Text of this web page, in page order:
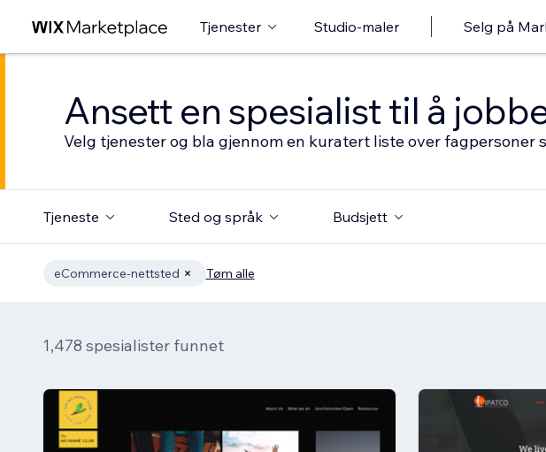
Tjenester Studio-maler Selg på
Ansett en spesialist til å
Velg tjenester og bla gjennom en kuratert liste over fagpersoner
Tjeneste Sted og språk Budsjett
eCommerce-nettsted Tøm alle
1,478 spesialister funnet